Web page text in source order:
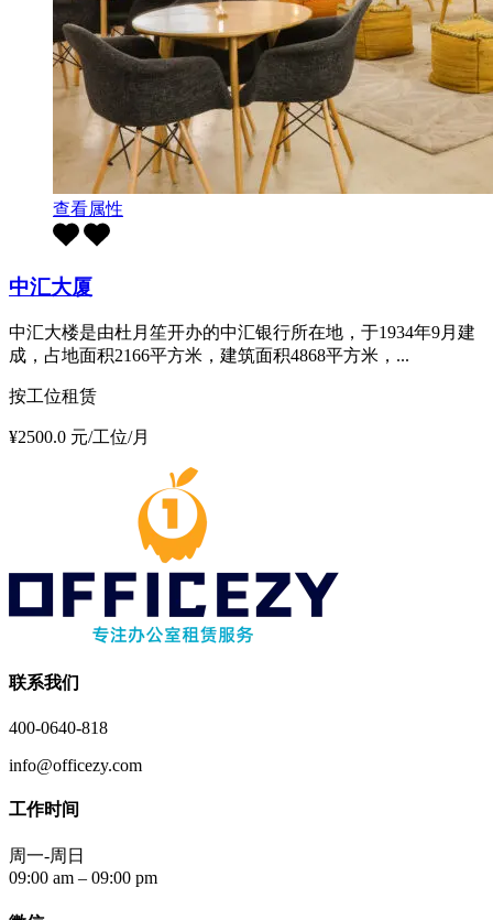
查看属性
中汇大厦
中汇大楼是由杜月笙开办的中汇银行所在地，于1934年9月建
成，占地面积2166平方米，建筑面积4868平方米，...
按工位租赁
¥2500.0 元/工位/月
联系我们
400-0640-818
info@officezy.com
工作时间
周一-周日
09:00 am – 09:00 pm